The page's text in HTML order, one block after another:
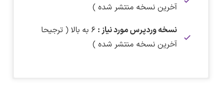
آخرین نسخه منتشر شده )
نسخه وردپرس مورد نیاز :
۶ به بالا ( ترجیحا
آخرین نسخه منتشر شده )